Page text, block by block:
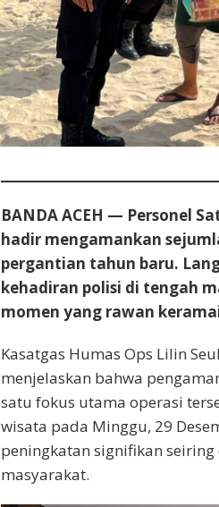
BANDA ACEH — Personel
hadir mengamankan
pergantian tahun baru.
kehadiran polisi di tengah
momen yang rawan
Kasatgas Humas Ops Lilin
menjelaskan bahwa
satu fokus utama operasi
wisata pada Minggu, 29
peningkatan signifikan
masyarakat.